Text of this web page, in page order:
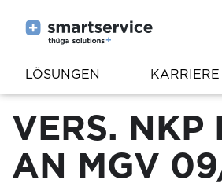
LÖSUNGEN KARRIERE
VERS. NKP
AN MGV